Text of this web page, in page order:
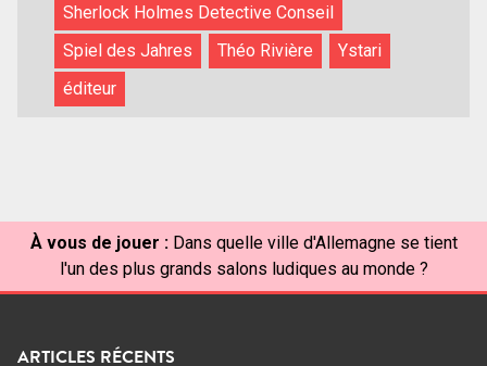
Sherlock Holmes Detective Conseil
Spiel des Jahres
Théo Rivière
Ystari
éditeur
À vous de jouer : Dans quelle ville d'Allemagne se tient
l'un des plus grands salons ludiques au monde ?
ARTICLES RÉCENTS